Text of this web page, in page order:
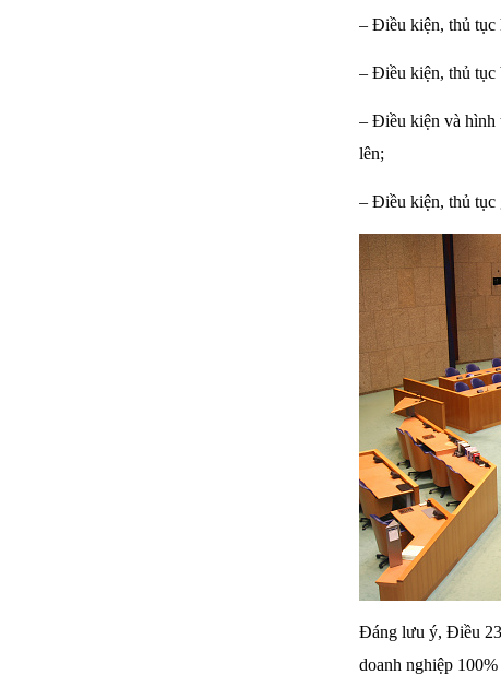
– Điều kiện, thủ tục
– Điều kiện, thủ tục
– Điều kiện và hình
lên;
– Điều kiện, thủ tục
Đáng lưu ý, Điều 23
doanh nghiệp